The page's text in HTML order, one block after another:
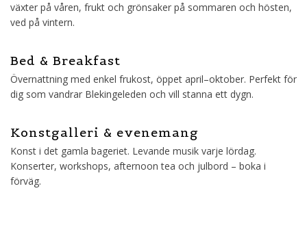
växter på våren, frukt och grönsaker på sommaren och hösten,
ved på vintern.
Bed & Breakfast
Övernattning med enkel frukost, öppet april–oktober. Perfekt för
dig som vandrar Blekingeleden och vill stanna ett dygn.
Konstgalleri & evenemang
Konst i det gamla bageriet. Levande musik varje lördag.
Konserter, workshops, afternoon tea och julbord – boka i
förväg.